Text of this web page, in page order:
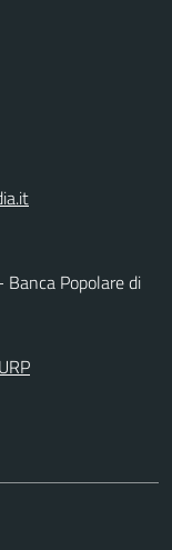
Popolare di